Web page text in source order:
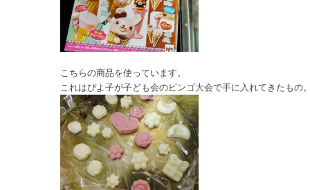
こちらの商品を使っています。
これはぴよ子が子ども会のビンゴ大会で手に入れてきたもの